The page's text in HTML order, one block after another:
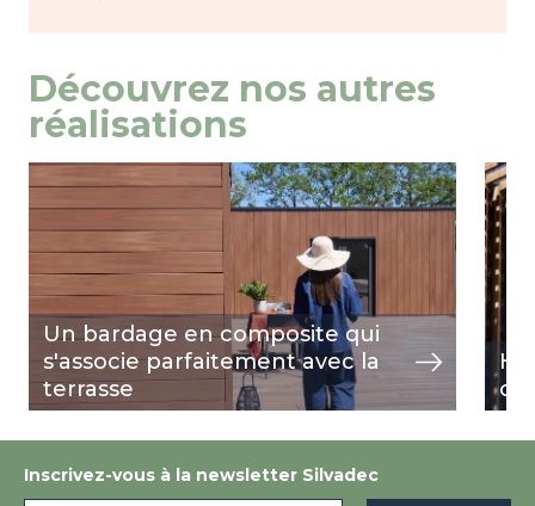
Découvrez nos autres
réalisations
Un bardage en composite qui
s'associe parfaitement avec la
terrasse
Image
view view
Inscrivez-vous à la newsletter Silvadec